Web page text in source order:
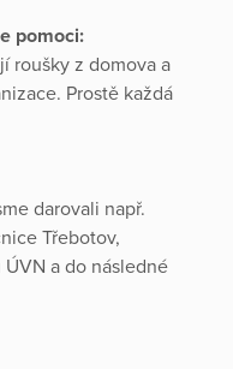
pomoci:
roušky z domova a
Prostě každá
darovali např.
Třebotov,
a do následné